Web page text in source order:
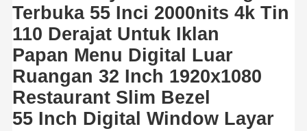
Terbuka 55 Inci 2000nits 4k Tin
110 Derajat Untuk Iklan
Papan Menu Digital Luar
Ruangan 32 Inch 1920x1080
Restaurant Slim Bezel
55 Inch Digital Window Layar